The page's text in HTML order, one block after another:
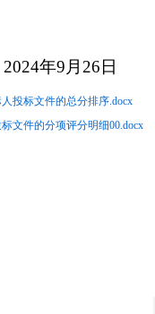
2024年9月26日
投标文件的总分排序.docx
文件的分项评分明细00.docx